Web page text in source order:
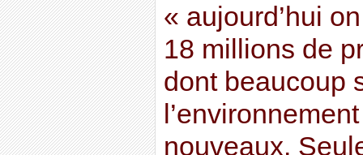
« aujourd’hui
18 millions de
dont beaucoup
nouveaux.